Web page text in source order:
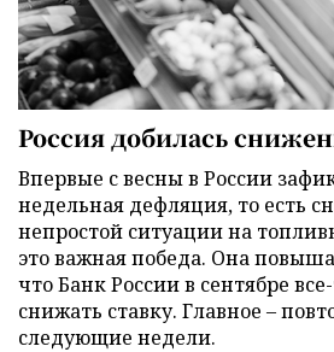
Россия добилась
Впервые с весны в России
недельная дефляция, то есть
непростой ситуации на
это важная победа. Она
что Банк России в сентябре
снижать ставку. Главное –
следующие недели.